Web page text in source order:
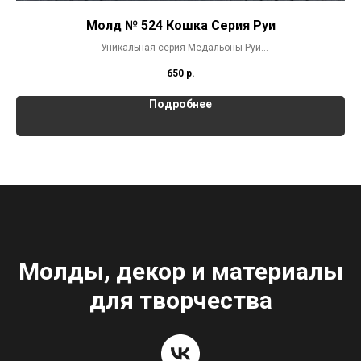
Молд № 524 Кошка Серия Руи
Уникальная серия Медальоны Руи
650 р.
Подробнее
Молды, декор и материалы
для творчества